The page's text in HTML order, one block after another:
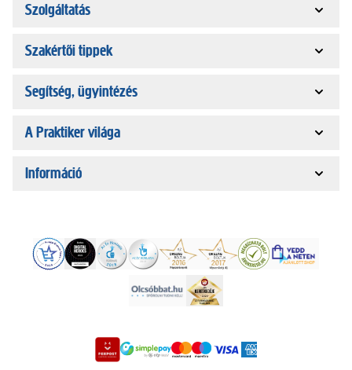
Szolgáltatás
Szakértői tippek
Segítség, ügyintézés
A Praktiker világa
Információ